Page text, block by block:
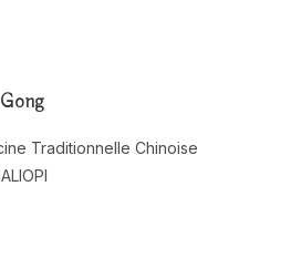
Traditionnelle Chinoise